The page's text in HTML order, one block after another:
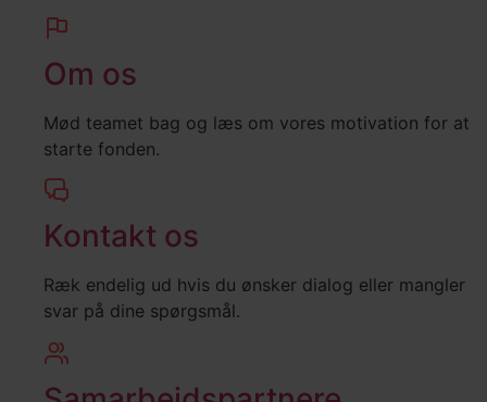
Om os
Mød teamet bag og læs om vores motivation for at
starte fonden.
Kontakt os
Ræk endelig ud hvis du ønsker dialog eller mangler
svar på dine spørgsmål.